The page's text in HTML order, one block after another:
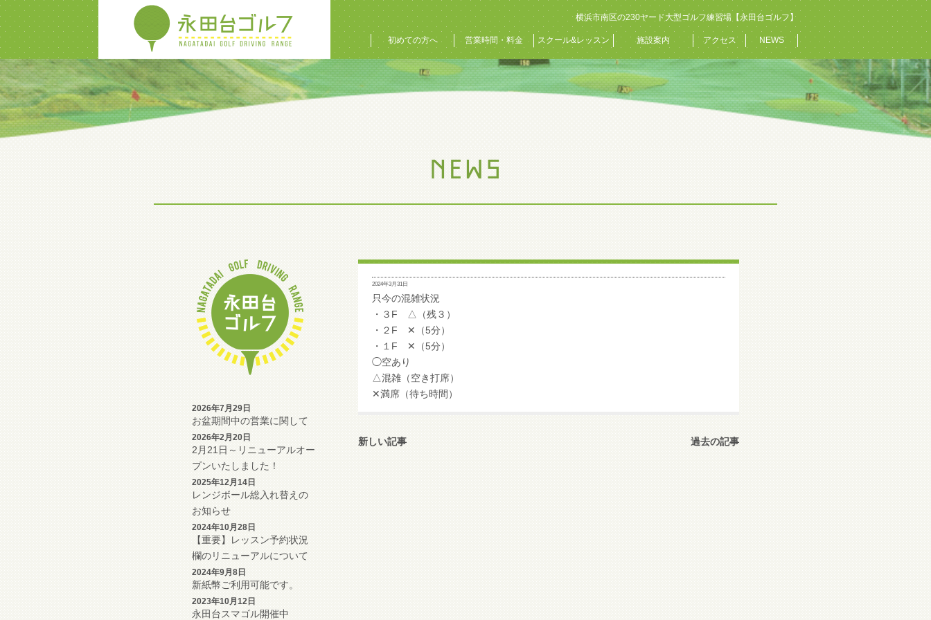
横浜市南区の230ヤード大型ゴルフ練習場【永田台ゴルフ】
初めての方へ 営業時間・料金 スクール&レッスン 施設案内 アクセス NEWS
2026年7月29日
お盆期間中の営業に関して
2026年2月20日
2月21日～リニューアルオー
プンいたしました！
2025年12月14日
レンジボール総入れ替えの
お知らせ
2024年10月28日
【重要】レッスン予約状況
欄のリニューアルについて
2024年9月8日
新紙幣ご利用可能です。
2023年10月12日
永田台スマゴル開催中
2024年3月31日
只今の混雑状況
・３F △（残３）
・２F ✕（5分）
・１F ✕（5分）
◯空あり
△混雑（空き打席）
✕満席（待ち時間）
新しい記事 過去の記事